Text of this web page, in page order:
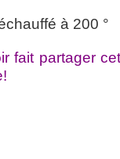
à 200 °
fait partager